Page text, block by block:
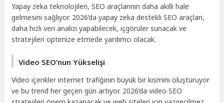
Yapay zeka teknolojileri, SEO araçlarının daha akıllı hale
gelmesini sağlıyor. 2026’da yapay zeka destekli SEO araçları,
daha hızlı veri analizi yapabilecek, içgörüler sunacak ve
stratejileri optimize etmede yardımcı olacak.
Video SEO’nun Yükselişi
Video içerikler internet trafiğinin büyük bir kısmını oluşturuyor
ve bu trend her geçen gün artıyor. 2026’da video SEO